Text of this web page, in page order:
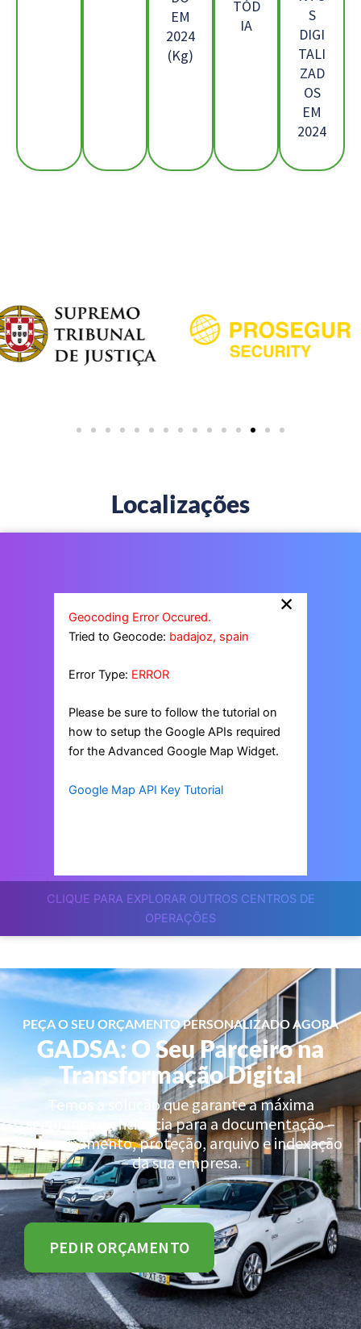
EM
2024
(Kg)
TÓD
IA
S
DIGI
TALI
ZAD
OS
EM
2024
Localizações
CLIQUE PARA EXPLORAR OUTROS CENTROS DE
OPERAÇÕES
×
Geocoding Error Occured.
Tried to Geocode: badajoz, spain
Error Type: ERROR
Please be sure to follow the tutorial on
how to setup the Google APIs required
for the Advanced Google Map Widget.
Google Map API Key Tutorial
PEÇA O SEU ORÇAMENTO PERSONALIZADO AGORA
GADSA: O Seu Parceiro na
Transformação Digital
Temos a solução que garante a máxima
segurança e eficiência para a documentação –
armazenamento, proteção, arquivo e indexação
– da sua empresa.
PEDIR ORÇAMENTO